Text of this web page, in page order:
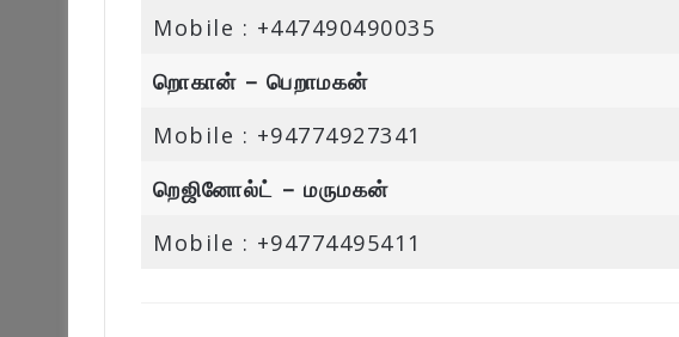
Mobile : +447490490035
றொகான் – பெறாமகன்
Mobile : +94774927341
றெஜினோல்ட் – மருமகன்
Mobile : +94774495411